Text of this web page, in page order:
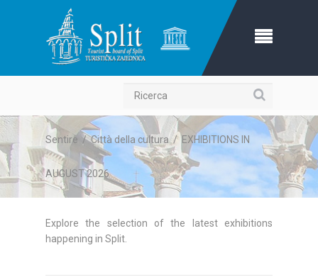
Ricerca
Sentire /Città della cultura/EXHIBITIONS IN
AUGUST 2026
Explore the selection of the latest exhibitions
happening in Split.